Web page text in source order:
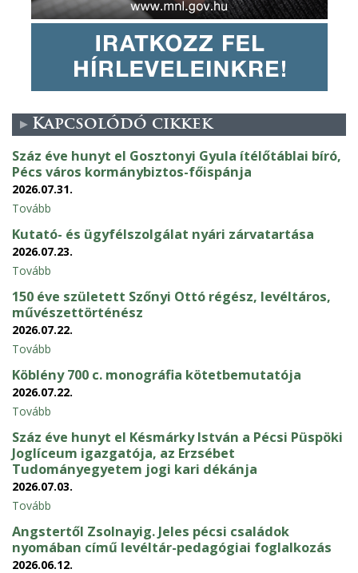
Kapcsolódó cikkek
Száz éve hunyt el Gosztonyi Gyula ítélőtáblai bíró,
Pécs város kormánybiztos-főispánja
2026.07.31.
Tovább
Kutató- és ügyfélszolgálat nyári zárvatartása
2026.07.23.
Tovább
150 éve született Szőnyi Ottó régész, levéltáros,
művészettörténész
2026.07.22.
Tovább
Köblény 700 c. monográfia kötetbemutatója
2026.07.22.
Tovább
Száz éve hunyt el Késmárky István a Pécsi Püspöki
Joglíceum igazgatója, az Erzsébet
Tudományegyetem jogi kari dékánja
2026.07.03.
Tovább
Angstertől Zsolnayig. Jeles pécsi családok
nyomában című levéltár-pedagógiai foglalkozás
2026.06.12.